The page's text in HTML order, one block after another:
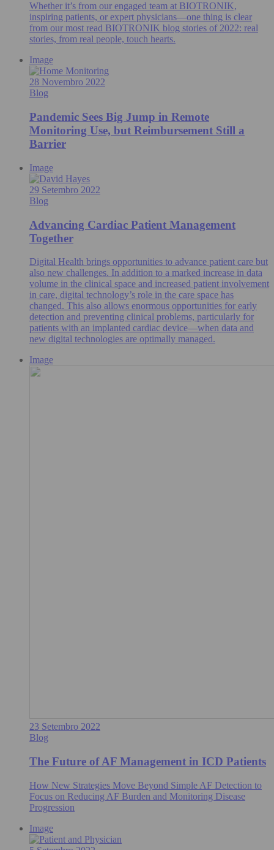
Whether it’s from our engaged team at BIOTRONIK,
inspiring patients, or expert physicians—one thing is clear
from our most read BIOTRONIK blog stories of 2022: real
stories, from real people, touch hearts.
Image
28 Novembro 2022
Blog
Pandemic Sees Big Jump in Remote
Monitoring Use, but Reimbursement Still a
Barrier
Image
29 Setembro 2022
Blog
Advancing Cardiac Patient Management
Together
Digital Health brings opportunities to advance patient care but
also new challenges. In addition to a marked increase in data
volume in the clinical space and increased patient involvement
in care, digital technology’s role in the care space has
changed. This also allows enormous opportunities for early
detection and preventing clinical problems, particularly for
patients with an implanted cardiac device—when data and
new digital technologies are optimally managed.
Image
23 Setembro 2022
Blog
The Future of AF Management in ICD Patients
How New Strategies Move Beyond Simple AF Detection to
Focus on Reducing AF Burden and Monitoring Disease
Progression
Image